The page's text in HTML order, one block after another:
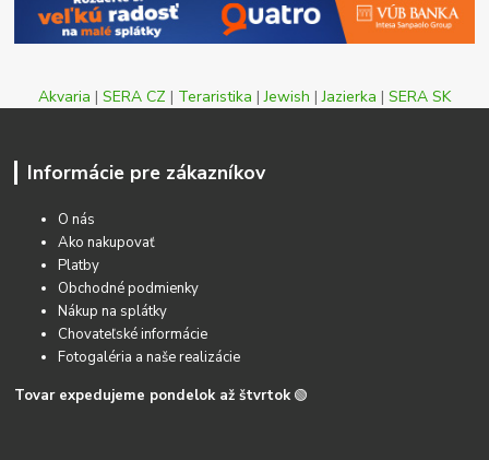
Akvaria | SERA CZ | Teraristika |Jewish |Jazierka | SERA SK
Informácie pre zákazníkov
O nás
Ako nakupovať
Platby
Obchodné podmienky
Nákup na splátky
Chovateľské informácie
Fotogaléria a naše realizácie
Tovar expedujeme pondelok až štvrtok 🟢